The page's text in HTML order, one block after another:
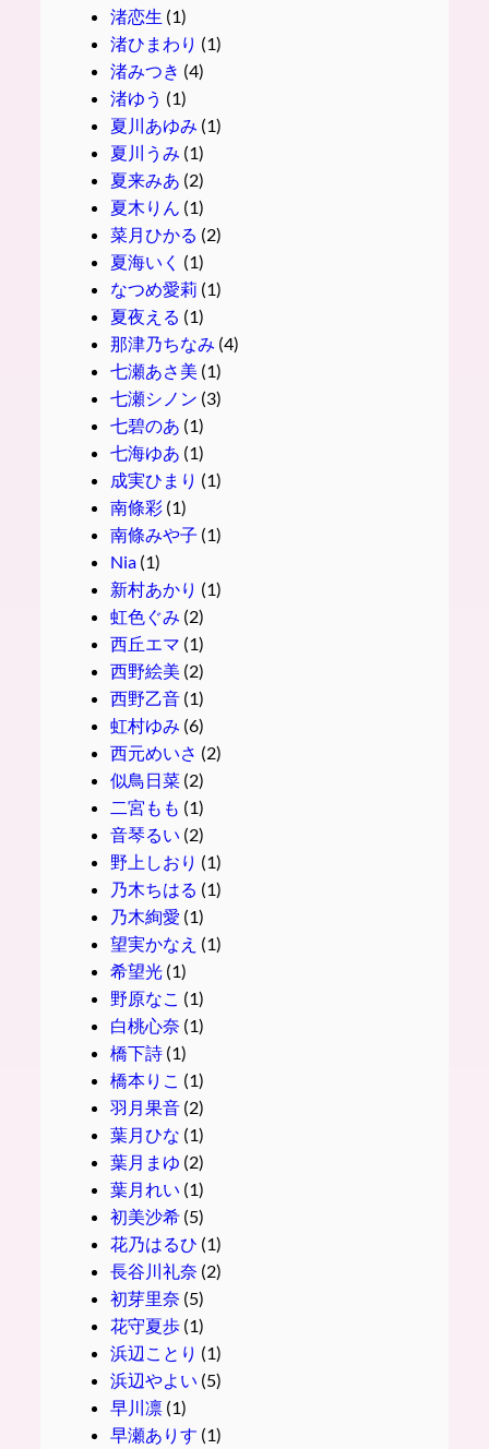
渚恋生 (1)
渚ひまわり (1)
渚みつき (4)
渚ゆう (1)
夏川あゆみ (1)
夏川うみ (1)
夏来みあ (2)
夏木りん (1)
菜月ひかる (2)
夏海いく (1)
なつめ愛莉 (1)
夏夜える (1)
那津乃ちなみ (4)
七瀬あさ美 (1)
七瀬シノン (3)
七碧のあ (1)
七海ゆあ (1)
成実ひまり (1)
南條彩(1)
南條みや子 (1)
Nia(1)
新村あかり (1)
虹色ぐみ (2)
西丘エマ (1)
西野絵美 (2)
西野乙音(1)
虹村ゆみ (6)
西元めいさ (2)
似鳥日菜(2)
二宮もも (1)
音琴るい (2)
野上しおり (1)
乃木ちはる (1)
乃木絢愛 (1)
望実かなえ (1)
希望光(1)
野原なこ (1)
白桃心奈 (1)
橋下詩(1)
橋本りこ (1)
羽月果音(2)
葉月ひな (1)
葉月まゆ (2)
葉月れい (1)
初美沙希(5)
花乃はるひ (1)
長谷川礼奈 (2)
初芽里奈 (5)
花守夏歩(1)
浜辺ことり (1)
浜辺やよい (5)
早川凛(1)
早瀬ありす (1)